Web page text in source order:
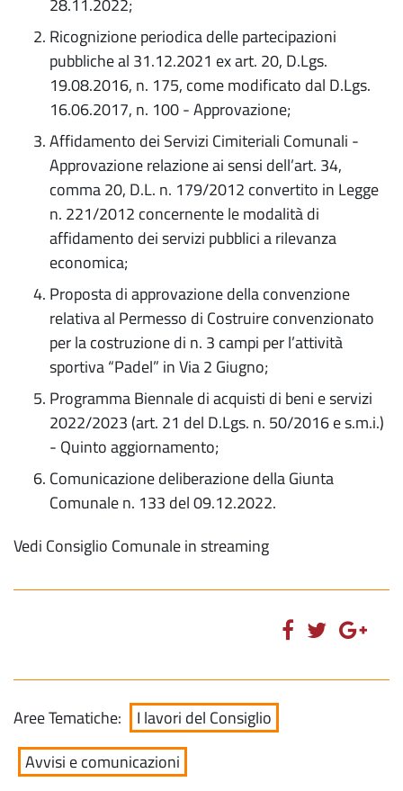
Ricognizione periodica delle partecipazioni
pubbliche al 31.12.2021 ex art. 20, D.Lgs.
19.08.2016, n. 175, come modificato dal D.Lgs.
16.06.2017, n. 100 - Approvazione;
Affidamento dei Servizi Cimiteriali Comunali -
Approvazione relazione ai sensi dell’art. 34,
comma 20, D.L. n. 179/2012 convertito in Legge
n. 221/2012 concernente le modalità di
affidamento dei servizi pubblici a rilevanza
economica;
Proposta di approvazione della convenzione
relativa al Permesso di Costruire convenzionato
per la costruzione di n. 3 campi per l’attività
sportiva “Padel” in Via 2 Giugno;
Programma Biennale di acquisti di beni e servizi
2022/2023 (art. 21 del D.Lgs. n. 50/2016 e s.m.i.)
- Quinto aggiornamento;
Comunicazione deliberazione della Giunta
Comunale n. 133 del 09.12.2022.
Vedi Consiglio Comunale in streaming
Aree Tematiche:
I lavori del Consiglio
Avvisi e comunicazioni